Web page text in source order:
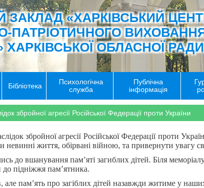
«ХАРКІВСЬКИЙ
ПАТРІОТИЧНОГО
ОБЛАСНОЇ РАДИ
Бібліотека
Психологічна
служба
Публічна
інформація
збройної агресії Російської Федерації проти України
збройної агресії Російської Федерації проти
життя, обірвані війною, та привернути увагу
до вшанування пам’яті загиблих дітей. Біля
до підніжжя пам’ятника.
але пам’ять про загіблих дітей назавжди житиме у